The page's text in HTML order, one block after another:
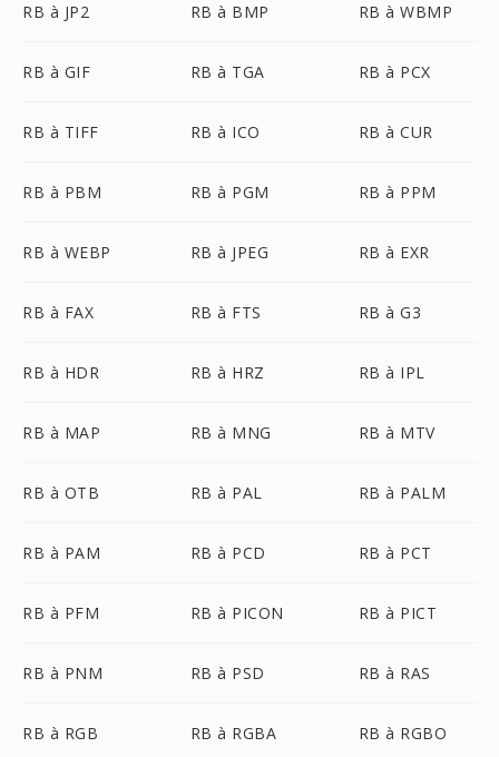
RB à JP2 RB à BMP RB à WBMP
RB à GIF RB à TGA RB à PCX
RB à TIFF RB à ICO RB à CUR
RB à PBM RB à PGM RB à PPM
RB à WEBP RB à JPEG RB à EXR
RB à FAX RB à FTS RB à G3
RB à HDR RB à HRZ RB à IPL
RB à MAP RB à MNG RB à MTV
RB à OTB RB à PAL RB à PALM
RB à PAM RB à PCD RB à PCT
RB à PFM RB à PICON RB à PICT
RB à PNM RB à PSD RB à RAS
RB à RGB RB à RGBA RB à RGBO